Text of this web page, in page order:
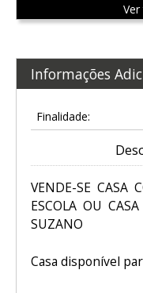
Informações
Finalidade:
VENDE-SE CASA
ESCOLA OU
SUZANO
Casa disponível